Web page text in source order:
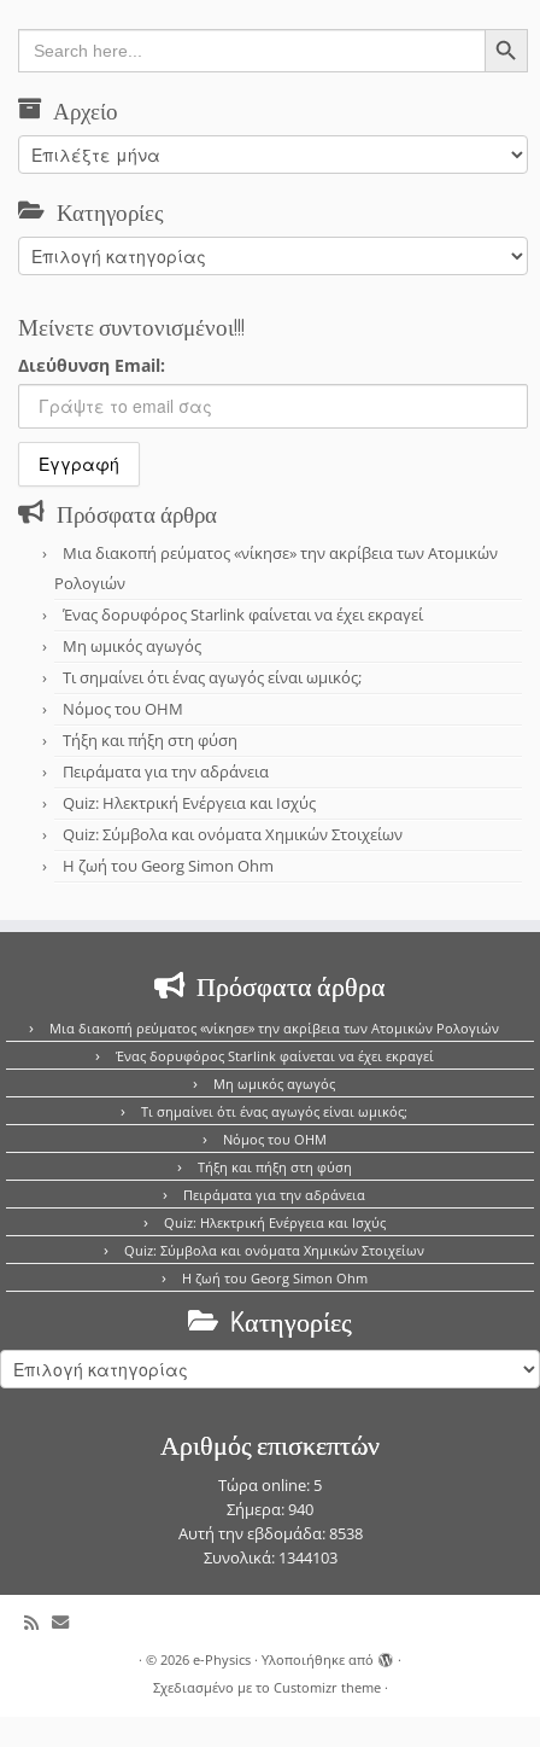
Search
for:
Search Button
Αρχείο
Αρχείο
Κατηγορίες
Κατηγορίες
Μείνετε συντονισμένοι!!!
Διεύθυνση Email:
Πρόσφατα άρθρα
Μια διακοπή ρεύματος «νίκησε» την ακρίβεια των Ατομικών
Ρολογιών
Ένας δορυφόρος Starlink φαίνεται να έχει εκραγεί
Μη ωμικός αγωγός
Τι σημαίνει ότι ένας αγωγός είναι ωμικός;
Νόμος του OHM
Τήξη και πήξη στη φύση
Πειράματα για την αδράνεια
Quiz: Ηλεκτρική Ενέργεια και Ισχύς
Quiz: Σύμβολα και ονόματα Χημικών Στοιχείων
Η ζωή του Georg Simon Ohm
Πρόσφατα άρθρα
Μια διακοπή ρεύματος «νίκησε» την ακρίβεια των Ατομικών Ρολογιών
Ένας δορυφόρος Starlink φαίνεται να έχει εκραγεί
Μη ωμικός αγωγός
Τι σημαίνει ότι ένας αγωγός είναι ωμικός;
Νόμος του OHM
Τήξη και πήξη στη φύση
Πειράματα για την αδράνεια
Quiz: Ηλεκτρική Ενέργεια και Ισχύς
Quiz: Σύμβολα και ονόματα Χημικών Στοιχείων
Η ζωή του Georg Simon Ohm
Kατηγορίες
Kατηγορίες
Αριθμός επισκεπτών
Τώρα online: 5
Σήμερα: 940
Αυτή την εβδομάδα: 8538
Συνολικά: 1344103
· © 2026 e-Physics · Υλοποιήθηκε από
·
Σχεδιασμένο με το Customizr theme·